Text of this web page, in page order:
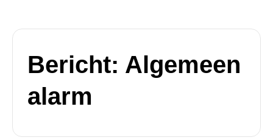
Bericht: Algemeen
alarm